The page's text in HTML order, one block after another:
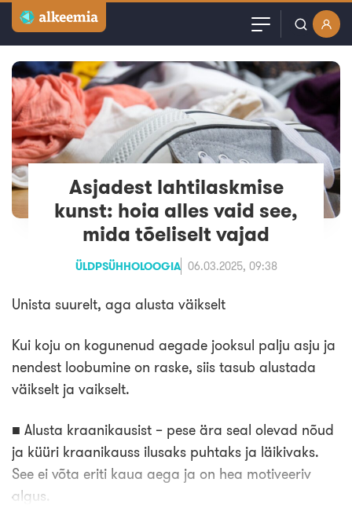
Artiklid
Podcast
Videod
Veebinarid
Kuulutused
Sisuturundus
Kasutajanimi või email
Parool
Jäta mind meelde
Loo tasuta konto
Asjadest lahtilaskmise
kunst: hoia alles vaid see,
mida tõeliselt vajad
ÜLDPSÜHHOLOOGIA 06.03.2025, 09:38
Unista suurelt, aga alusta väikselt
Kui koju on kogunenud aegade jooksul palju asju ja
nendest loobumine on raske, siis tasub alustada
väikselt ja vaikselt.
■ Alusta kraanikausist – pese ära seal olevad nõud
ja küüri kraanikauss ilusaks puhtaks ja läikivaks.
See ei võta eriti kaua aega ja on hea motiveeriv
algus.